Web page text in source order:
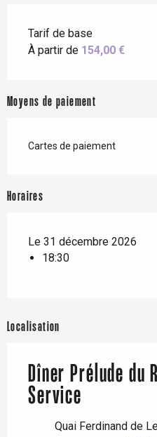
Tarif de base
À partir de 154,00 €
Moyens de paiement
Cartes de paiement
Horaires
Le 31 décembre 2026
18:30
Localisation
Dîner Prélude du
Service
Quai Ferdinand de